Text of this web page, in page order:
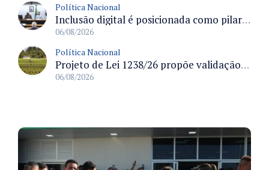
Política Nacional
Inclusão digital é posicionada como pilar essencial da reurbanização de favelas e periferias
06/08/2026
Política Nacional
Projeto de Lei 1238/26 propõe validação automática do Cadastro Ambiental Rural para imóveis de até quatro módulos fiscais
06/08/2026